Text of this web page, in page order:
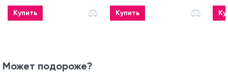
Купить Купить
Может подороже?